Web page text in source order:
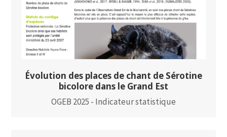
Évolution des places de chant de Sérotine
bicolore dans le Grand Est
OGEB 2025 - Indicateur statistique